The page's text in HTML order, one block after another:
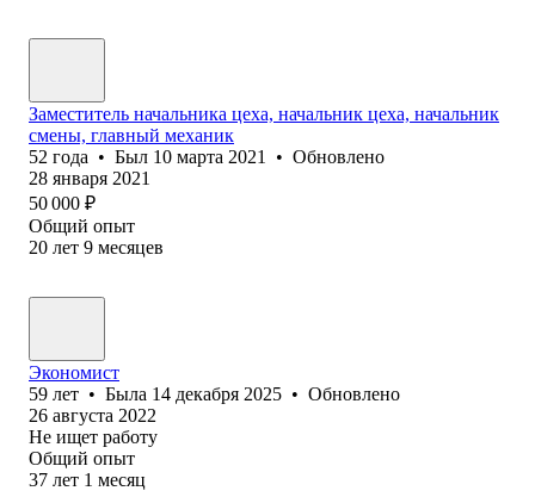
Заместитель начальника цеха, начальник цеха, начальник
смены, главный механик
52 года • Был 10 марта 2021 • Обновлено
28 января 2021
50 000 ₽
Общий опыт
20 лет 9 месяцев
Экономист
59 лет • Была 14 декабря 2025 • Обновлено
26 августа 2022
Не ищет работу
Общий опыт
37 лет 1 месяц